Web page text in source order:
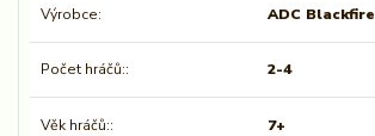
Výrobce ADC Blackfire
Počet hráčů: 2-4
Věk hráčů: 7+